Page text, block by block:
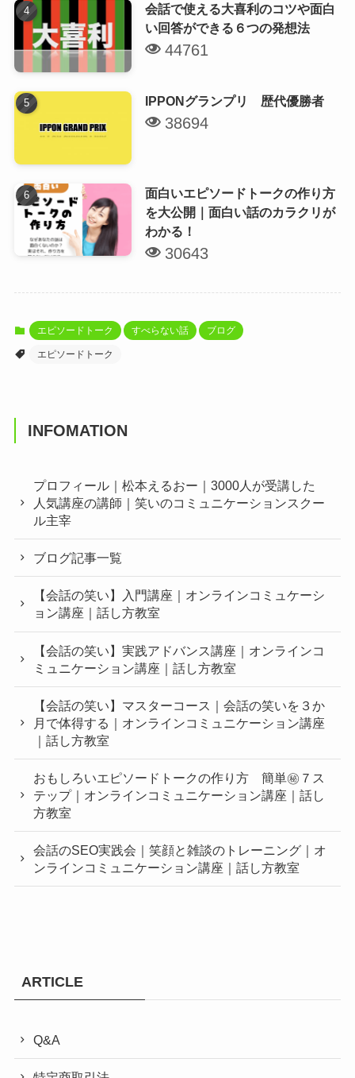
会話で使える大喜利のコツや面白
い回答ができる６つの発想法
44761
IPPONグランプリ 歴代優勝者
38694
面白いエピソードトークの作り方
を大公開｜面白い話のカラクリが
わかる！
30643
エピソードトーク すべらない話 ブログ
エピソードトーク
INFOMATION
プロフィール｜松本えるおー｜3000人が受講した
人気講座の講師｜笑いのコミュニケーションスクー
ル主宰
ブログ記事一覧
【会話の笑い】入門講座｜オンラインコミュケーシ
ョン講座｜話し方教室
【会話の笑い】実践アドバンス講座｜オンラインコ
ミュニケーション講座｜話し方教室
【会話の笑い】マスターコース｜会話の笑いを３か
月で体得する｜オンラインコミュニケーション講座
｜話し方教室
おもしろいエピソードトークの作り方 簡単㊙︎７ス
テップ｜オンラインコミュニケーション講座｜話し
方教室
会話のSEO実践会｜笑顔と雑談のトレーニング｜オ
ンラインコミュニケーション講座｜話し方教室
ARTICLE
Q&A